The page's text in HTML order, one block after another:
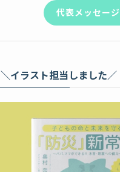
代表メッセージ
＼イラスト担当しました／